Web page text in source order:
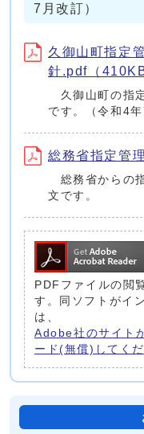
7月改訂）
久御山町指定
針.pdf（
久御山町の指
です。（令和4年
総務省指定管
総務省からの
文です。
PDFファイルの閲
す。同ソフトがイ
は、
Adobe社のサイト
ード(無償)してくだ